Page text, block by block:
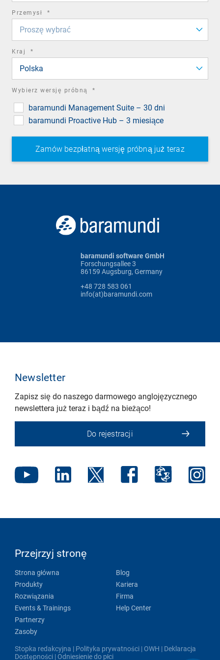
Przemysł *
Proszę wybrać
Kraj *
Polska
Wybierz wersję próbną *
baramundi Management Suite – 30 dni
baramundi Proactive Hub – 3 miesiące
baramundi software GmbH
Forschungsallee 3
86159 Augsburg, Germany
+48 728 583 061
info(at)baramundi.com
Newsletter
Zapisz się do naszego darmowego anglojęzycznego
newslettera już teraz i bądź na bieżąco!
Do rejestracji
Przejrzyj stronę
Strona główna
Produkty
Rozwiązania
Events & Trainings
Partnerzy
Zasoby
Blog
Kariera
Firma
Help Center
Stopka redakcyjna | Polityka prywatności | OWH | Deklaracja
Dostępności | Odniesienie do płci